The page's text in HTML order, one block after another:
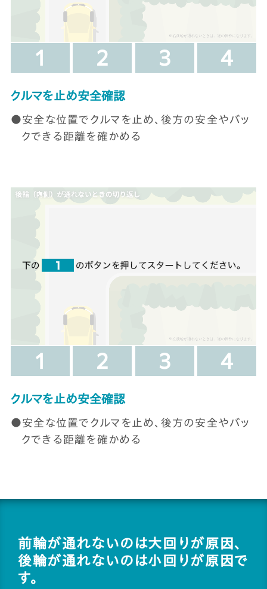
ス
テ
ッ
プ
1
ス
テ
ッ
プ
2
ス
テ
プ
3
ス
テ
プ
4
ス
テ
クルマを止め安全確認
安全な位置でクルマを止め、後方の安全やバッ
クできる距離を確かめる
ス
テ
ッ
プ
1
ス
テ
ッ
プ
2
ス
テ
プ
3
ス
テ
プ
4
ス
テ
クルマを止め安全確認
安全な位置でクルマを止め、後方の安全やバッ
クできる距離を確かめる
前輪が通れないのは大回りが原因、
後輪が通れないのは小回りが原因で
す。